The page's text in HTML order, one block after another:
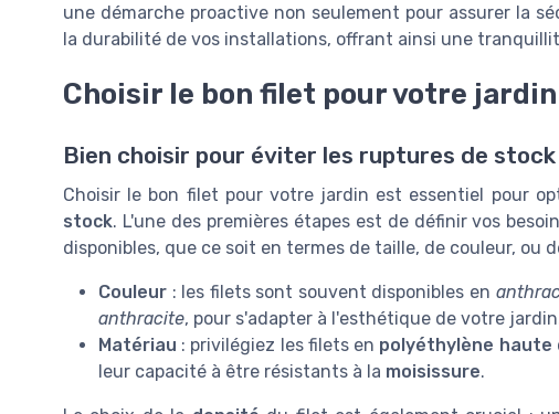
une démarche proactive non seulement pour assurer la
la durabilité de vos installations, offrant ainsi une
Choisir le bon filet pour votre jardin
Bien choisir pour éviter les ruptures de stock
Choisir le bon filet pour votre jardin est essentiel pour
stock. L'une des premières étapes est de définir vos
disponibles, que ce soit en termes de taille, de couleur, ou
Couleur : les filets sont souvent disponibles en
anthracite, pour s'adapter à l'esthétique de votre
Matériau : privilégiez les filets en polyéthylène haute
leur capacité à être résistants à la moisissure.